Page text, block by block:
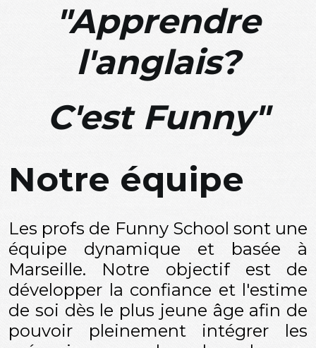
"Apprendre
l'anglais?
C'est Funny"
Notre équipe
Les profs de Funny School sont une
équipe dynamique et basée à
Marseille. Notre objectif est de
développer la confiance et l'estime
de soi dès le plus jeune âge afin de
pouvoir pleinement intégrer les